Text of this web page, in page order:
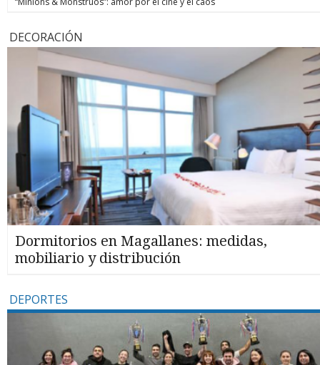
DECORACIÓN
Dormitorios en Magallanes: medidas,
mobiliario y distribución
DEPORTES